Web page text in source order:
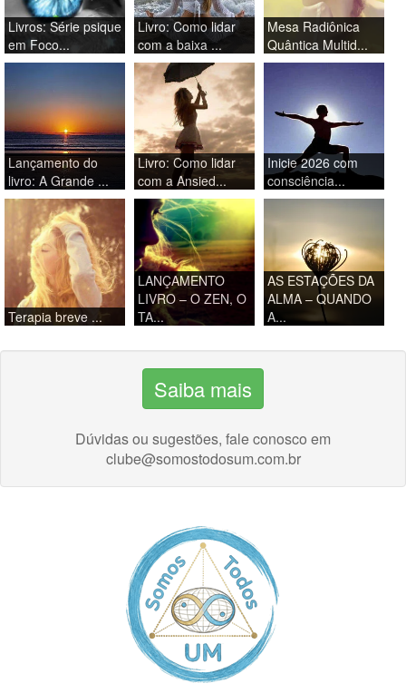
Livros: Série psique
em Foco...
Livro: Como lidar
com a baixa ...
Mesa Radiônica
Quântica Multid...
Lançamento do
livro: A Grande ...
Livro: Como lidar
com a Ansied...
Inicie 2026 com
consciência...
Terapia breve ...
LANÇAMENTO
LIVRO – O ZEN, O
TA...
AS ESTAÇÕES DA
ALMA – QUANDO
A...
Saiba mais
Dúvidas ou sugestões, fale conosco em
clube@somostodosum.com.br